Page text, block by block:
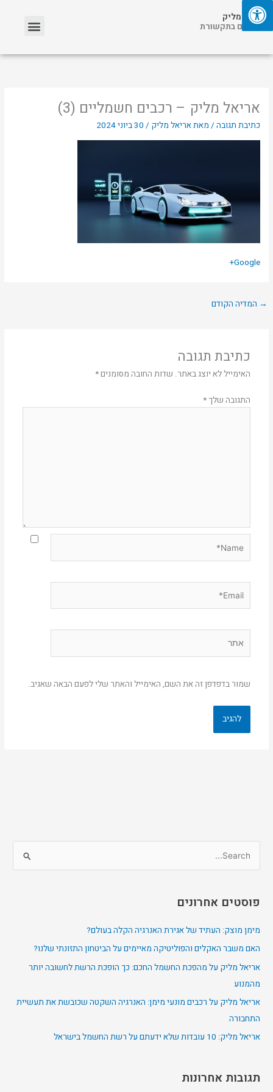
דילוג
לתוכן
אריאל מליק
אזכורים בתקשורת
אריאל מליק – רכבים חשמליים (3)
כתיבת תגובה / מאתאריאל מליק / 30 ביוני 2024
Google+
→ המדיה הקודם
כתיבת תגובה
האימייל לא יוצג באתר. שדות החובה מסומנים*
התגובה שלך *
שמור בדפדפן זה את השם, האימייל והאתר שלי לפעם הבאה שאגיב.
e
r
o
r
:
פוסטים אחרונים
מימן מוצק: העתיד של אגירת האנרגיה הקלה בעולם?
האם משבר האקלים והפוליטיקה מאיימים על הביטחון התזונתי שלנו?
אריאל מליק על מהפכת החשמל החכם: כך הופכת הרשת לחשובה יותר
מהמנוע
אריאל מליק על רכבים מונעי מימן: האנרגיה השקטה שכובשת את תעשיית
התחבורה
אריאל מליק: 10 עובדות שלא ידעתם על רשת החשמל בישראל
תגובות אחרונות